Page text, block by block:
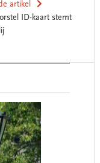
artikel
ID-kaart stemt